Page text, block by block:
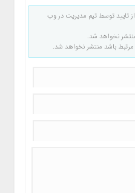
تایید توسط تیم مدیریت در وب
نخواهد شد.
مرتبط باشد منتشر نخواهد شد.